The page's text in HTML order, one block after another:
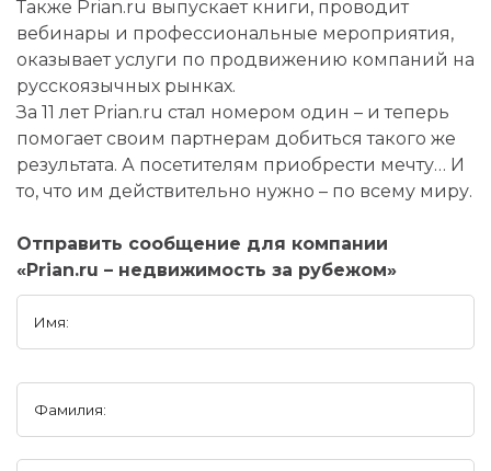
Также Prian.ru выпускает книги, проводит
вебинары и профессиональные мероприятия,
оказывает услуги по продвижению компаний на
русскоязычных рынках.
За 11 лет Prian.ru стал номером один – и теперь
помогает своим партнерам добиться такого же
результата. А посетителям приобрести мечту… И
то, что им действительно нужно – по всему миру.
Отправить сообщение для компании
«Prian.ru – недвижимость за рубежом»
Имя:
Фамилия: